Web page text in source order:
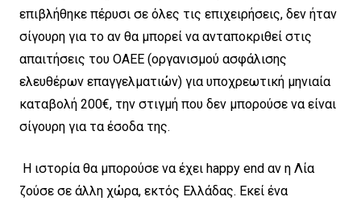
επιβλήθηκε πέρυσι σε όλες τις επιχειρήσεις, δεν ήταν
σίγουρη για το αν θα μπορεί να ανταποκριθεί στις
απαιτήσεις του ΟΑΕΕ (οργανισμού ασφάλισης
ελευθέρων επαγγελματιών) για υποχρεωτική μηνιαία
καταβολή 200€, την στιγμή που δεν μπορούσε να είναι
σίγουρη για τα έσοδα της.
Η ιστορία θα μπορούσε να έχει happy end αν η Λία
ζούσε σε άλλη χώρα, εκτός Ελλάδας. Εκεί ένα